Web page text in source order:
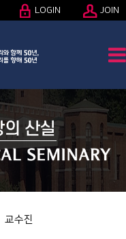
LOGIN JOIN
교수진